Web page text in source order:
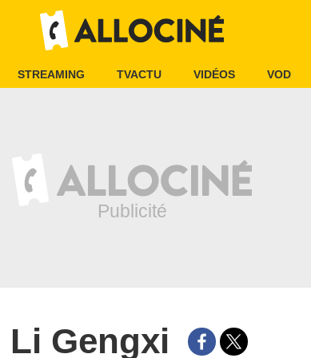
STREAMING TVACTU VIDÉOS VOD
Li Gengxi